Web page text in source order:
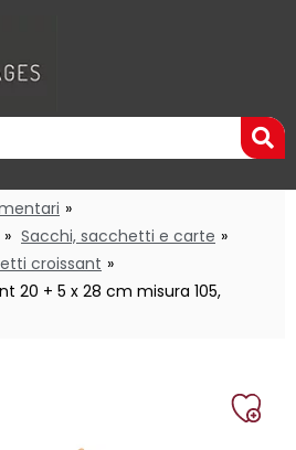
Sacchi, sacchetti e carte
croissant
20 + 5 x 28 cm misura 105,